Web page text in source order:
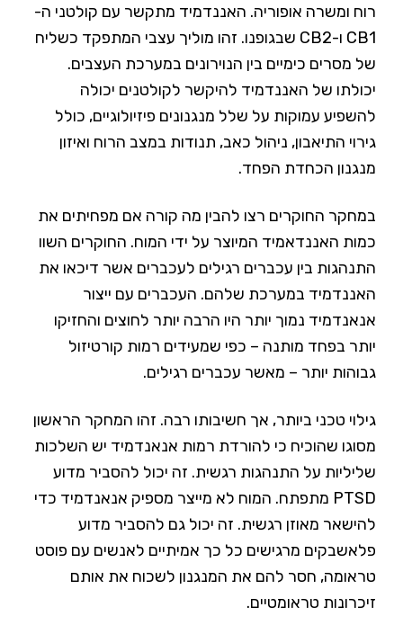
רוח ומשרה אופוריה. האננדמיד מתקשר עם קולטני ה-
CB1 ו-CB2 שבגופנו. זהו מוליך עצבי המתפקד כשליח
של מסרים כימיים בין הנוירונים במערכת העצבים.
יכולתו של האננדמיד להיקשר לקולטנים יכולה
להשפיע עמוקות על שלל מנגנונים פיזיולוגיים, כולל
גירוי התיאבון, ניהול כאב, תנודות במצב הרוח ואיזון
מנגנון הכחדת הפחד.
במחקר החוקרים רצו להבין מה קורה אם מפחיתים את
כמות האננדאמיד המיוצר על ידי המוח. החוקרים השוו
התנהגות בין עכברים רגילים לעכברים אשר דיכאו את
האננדמיד במערכת שלהם. העכברים עם ייצור
אנאנדמיד נמוך יותר היו הרבה יותר לחוצים והחזיקו
יותר בפחד מותנה – כפי שמעידים רמות קורטיזול
גבוהות יותר – מאשר עכברים רגילים.
גילוי טכני ביותר, אך חשיבותו רבה. זהו המחקר הראשון
מסוגו שהוכיח כי להורדת רמות אנאנדמיד יש השלכות
שליליות על התנהגות רגשית. זה יכול להסביר מדוע
PTSD מתפתח. המוח לא מייצר מספיק אנאנדמיד כדי
להישאר מאוזן רגשית. זה יכול גם להסביר מדוע
פלאשבקים מרגישים כל כך אמיתיים לאנשים עם פוסט
טראומה, חסר להם את המנגנון לשכוח את אותם
זיכרונות טראומטיים.